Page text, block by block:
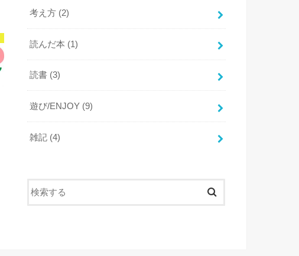
考え方 (2)
読んだ本 (1)
読書 (3)
遊び/ENJOY (9)
雑記 (4)